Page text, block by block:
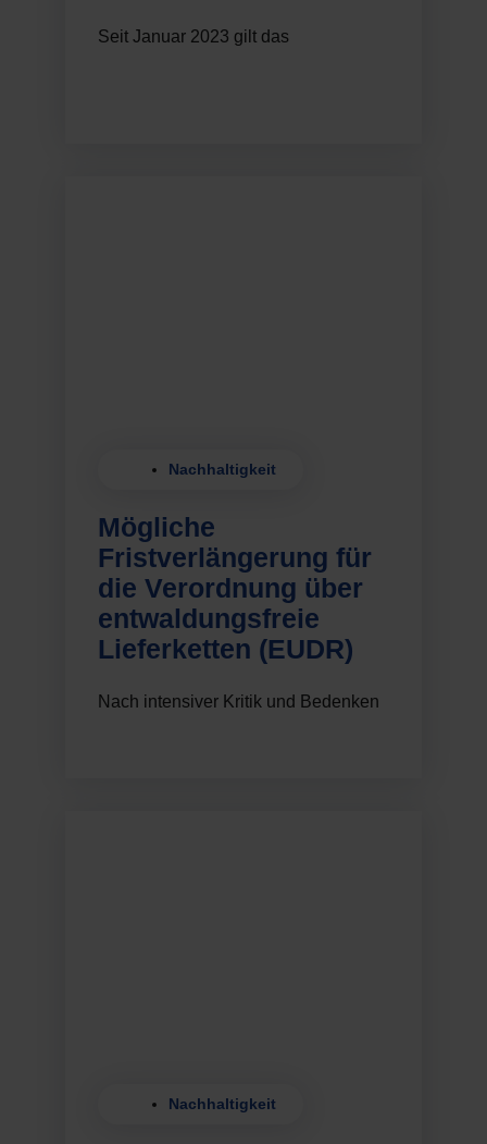
Seit Januar 2023 gilt das
Nachhaltigkeit
Mögliche
Fristverlängerung für
die Verordnung über
entwaldungsfreie
Lieferketten (EUDR)
Nach intensiver Kritik und Bedenken
Nachhaltigkeit